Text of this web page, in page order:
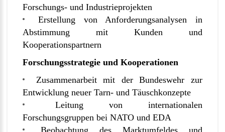
Forschungs- und Industrieprojekten
Erstellung von Anforderungsanalysen in
Abstimmung mit Kunden und
Kooperationspartnern
Forschungsstrategie und Kooperationen
Zusammenarbeit mit der Bundeswehr zur
Entwicklung neuer Tarn- und Täuschkonzepte
Leitung von internationalen
Forschungsgruppen bei NATO und EDA
Beobachtung des Marktumfeldes und